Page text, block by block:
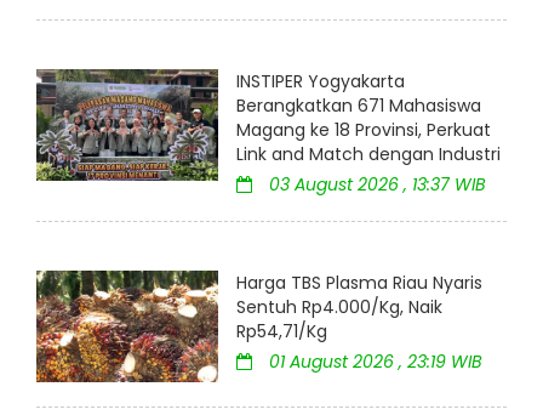
INSTIPER Yogyakarta
Berangkatkan 671 Mahasiswa
Magang ke 18 Provinsi, Perkuat
Link and Match dengan Industri
03 August 2026 , 13:37 WIB
Harga TBS Plasma Riau Nyaris
Sentuh Rp4.000/Kg, Naik
Rp54,71/Kg
01 August 2026 , 23:19 WIB